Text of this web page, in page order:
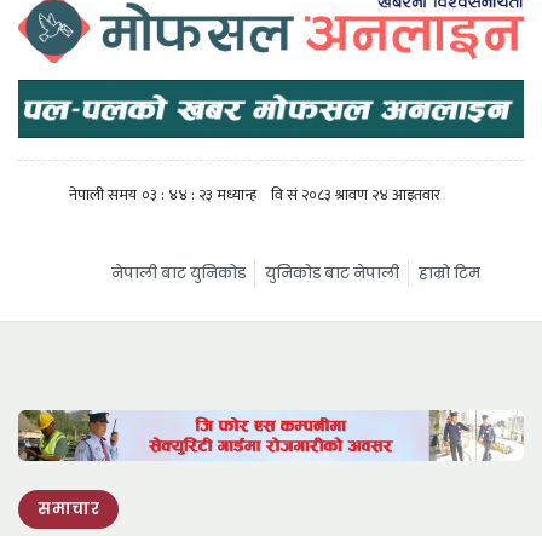
नेपाली बाट युनिकोड युनिकोड बाट नेपाली हाम्रो टिम
समाचार